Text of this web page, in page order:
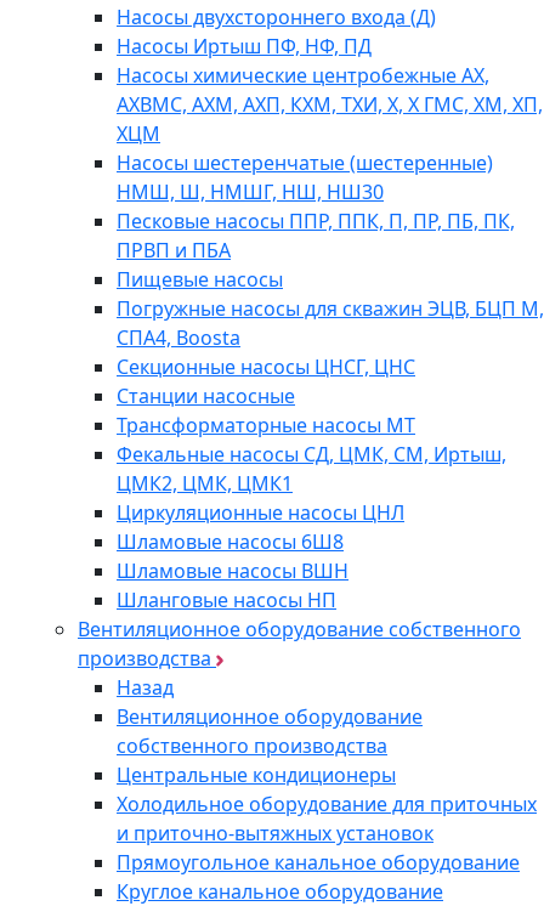
Насосы двухстороннего входа (Д)
Насосы Иртыш ПФ, НФ, ПД
Насосы химические центробежные АХ,
АХВМС, АХМ, АХП, КХМ, ТХИ, Х, Х ГМС, ХМ, ХП,
ХЦМ
Насосы шестеренчатые (шестеренные)
НМШ, Ш, НМШГ, НШ, НШ30
Песковые насосы ППР, ППК, П, ПР, ПБ, ПК,
ПРВП и ПБА
Пищевые насосы
Погружные насосы для скважин ЭЦВ, БЦП М,
СПА4, Boosta
Секционные насосы ЦНСГ, ЦНС
Станции насосные
Трансформаторные насосы МТ
Фекальные насосы СД, ЦМК, СМ, Иртыш,
ЦМК2, ЦМК, ЦМК1
Циркуляционные насосы ЦНЛ
Шламовые насосы 6Ш8
Шламовые насосы ВШН
Шланговые насосы НП
Вентиляционное оборудование собственного
производства
Назад
Вентиляционное оборудование
собственного производства
Центральные кондиционеры
Холодильное оборудование для приточных
и приточно-вытяжных установок
Прямоугольное канальное оборудование
Круглое канальное оборудование